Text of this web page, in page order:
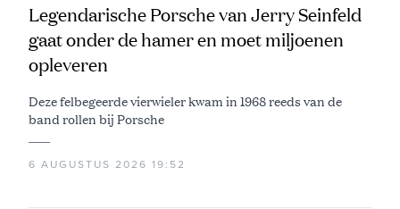
Legendarische Porsche van Jerry Seinfeld
gaat onder de hamer en moet miljoenen
opleveren
Deze felbegeerde vierwieler kwam in 1968 reeds van de
band rollen bij Porsche
6 AUGUSTUS 2026 19:52